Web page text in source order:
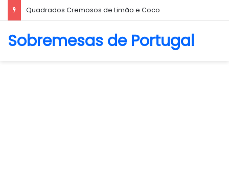
Quadrados Cremosos de Limão e Coco
Sobremesas de Portugal